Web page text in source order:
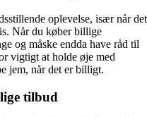
oplevelse, især når det
Når du køber billige
og måske endda have råd til
vigtigt at holde øje med
jem, når det er billigt.
tilbud